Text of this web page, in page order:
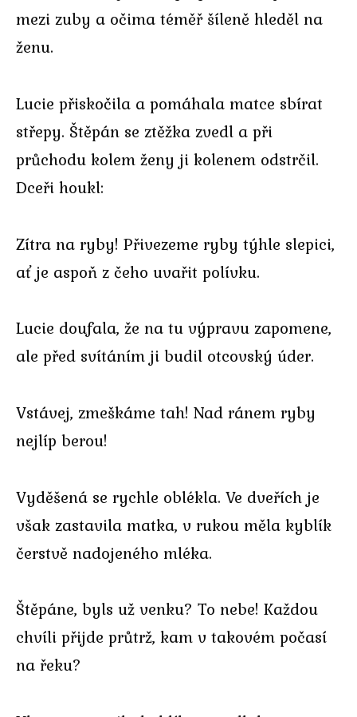
mezi zuby a očima téměř šíleně hleděl na
ženu.
Lucie přiskočila a pomáhala matce sbírat
střepy. Štěpán se ztěžka zvedl a při
průchodu kolem ženy ji kolenem odstrčil.
Dceři houkl:
Zítra na ryby! Přivezeme ryby týhle slepici,
ať je aspoň z čeho uvařit polívku.
Lucie doufala, že na tu výpravu zapomene,
ale před svítáním ji budil otcovský úder.
Vstávej, zmeškáme tah! Nad ránem ryby
nejlíp berou!
Vyděšená se rychle oblékla. Ve dveřích je
však zastavila matka, v rukou měla kyblík
čerstvě nadojeného mléka.
Štěpáne, byls už venku? To nebe! Každou
chvíli přijde průtrž, kam v takovém počasí
na řeku?